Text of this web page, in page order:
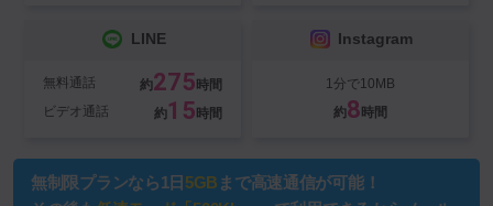
LINE
無料通話 約275 時間
ビデオ通話
約15 時間
Instagram
1分で10MB
約8 時間
無制限プランなら1日 5GB まで高速通信が可能！